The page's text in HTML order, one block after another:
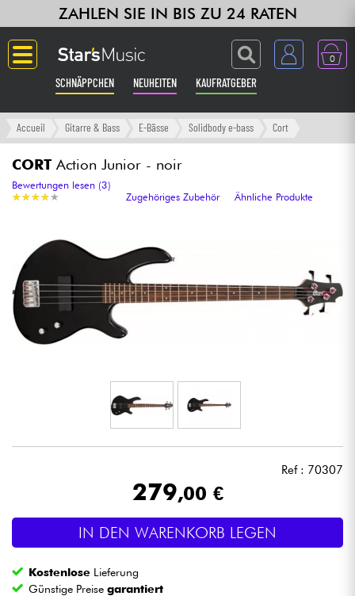
ZAHLEN SIE IN BIS ZU 24 RATEN
0
SCHNÄPPCHEN NEUHEITEN KAUFRATGEBER
Langue
Gitarre & Bass
Verstärker & Effekte
Klaviere & Piano
Synths & samplers
Studio
Licht
Drums
Accueil Gitarre & Bass E-Bässe Solidbody e-bass Cort
CORT Action Junior - noir
★★★★ ★
★★★★ ★
Bewertungen lesen (3)
Zugehöriges Zubehör
Ähnliche Produkte
Ref : 70307
279,00 €
IN DEN WARENKORB LEGEN
Kostenlose Lieferung
Günstige Preisegarantiert